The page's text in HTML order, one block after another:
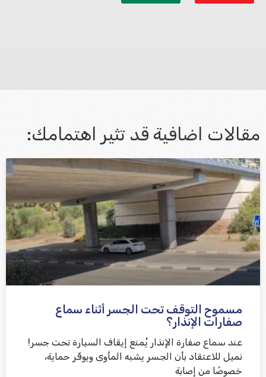
אני מאשר/ת קבלת דיוור במייל ושימוש בפרטים בהתאם
למדיניות הפרטיות
שלח משוב
مقالات اضافية قد تثير اهتمامك:
مسموح التوقف تحت الجسر أثناء سماع
صفارات الإنذار؟
عند سماع صفارة الإنذار يُمنع إيقاف السيارة تحت جسر!
نميل للاعتقاد بأن الجسر يشبه المأوى ويوفّر حماية،
خصوصًا من إصابة